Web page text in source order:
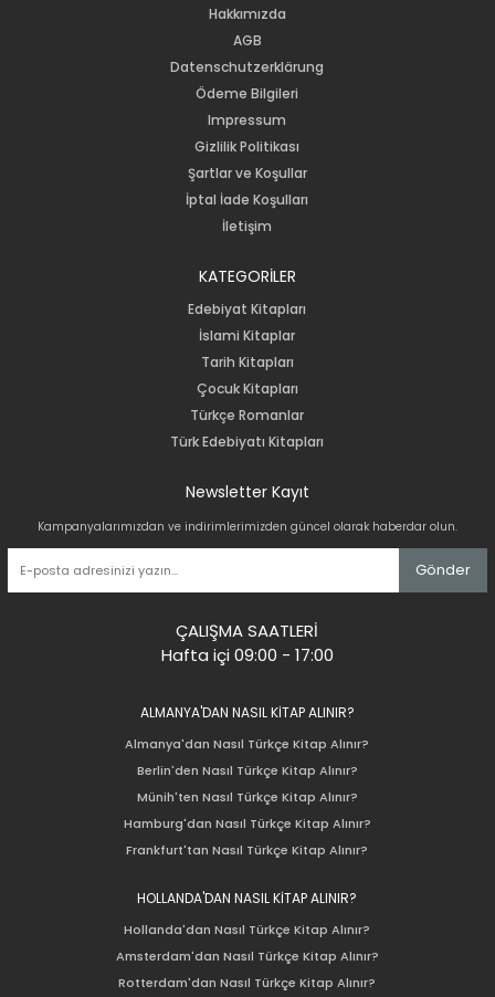
Hakkımızda
AGB
Datenschutzerklärung
Ödeme Bilgileri
Impressum
Gizlilik Politikası
Şartlar ve Koşullar
İptal İade Koşulları
İletişim
KATEGORİLER
Edebiyat Kitapları
İslami Kitaplar
Tarih Kitapları
Çocuk Kitapları
Türkçe Romanlar
Türk Edebiyatı Kitapları
Newsletter Kayıt
Kampanyalarımızdan ve indirimlerimizden güncel olarak haberdar olun.
Gönder
ÇALIŞMA SAATLERİ
Hafta içi 09:00 - 17:00
ALMANYA'DAN NASIL KİTAP ALINIR?
Almanya'dan Nasıl Türkçe Kitap Alınır?
Berlin'den Nasıl Türkçe Kitap Alınır?
Münih'ten Nasıl Türkçe Kitap Alınır?
Hamburg'dan Nasıl Türkçe Kitap Alınır?
Frankfurt'tan Nasıl Türkçe Kitap Alınır?
HOLLANDA'DAN NASIL KİTAP ALINIR?
Hollanda'dan Nasıl Türkçe Kitap Alınır?
Amsterdam'dan Nasıl Türkçe Kitap Alınır?
Rotterdam'dan Nasıl Türkçe Kitap Alınır?